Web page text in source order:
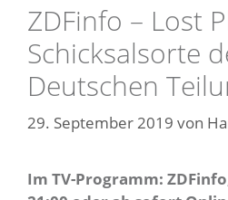
ZDFinfo – Lost
Schicksalsorte
Deutschen
29. September 2019 von
Im TV-Programm: